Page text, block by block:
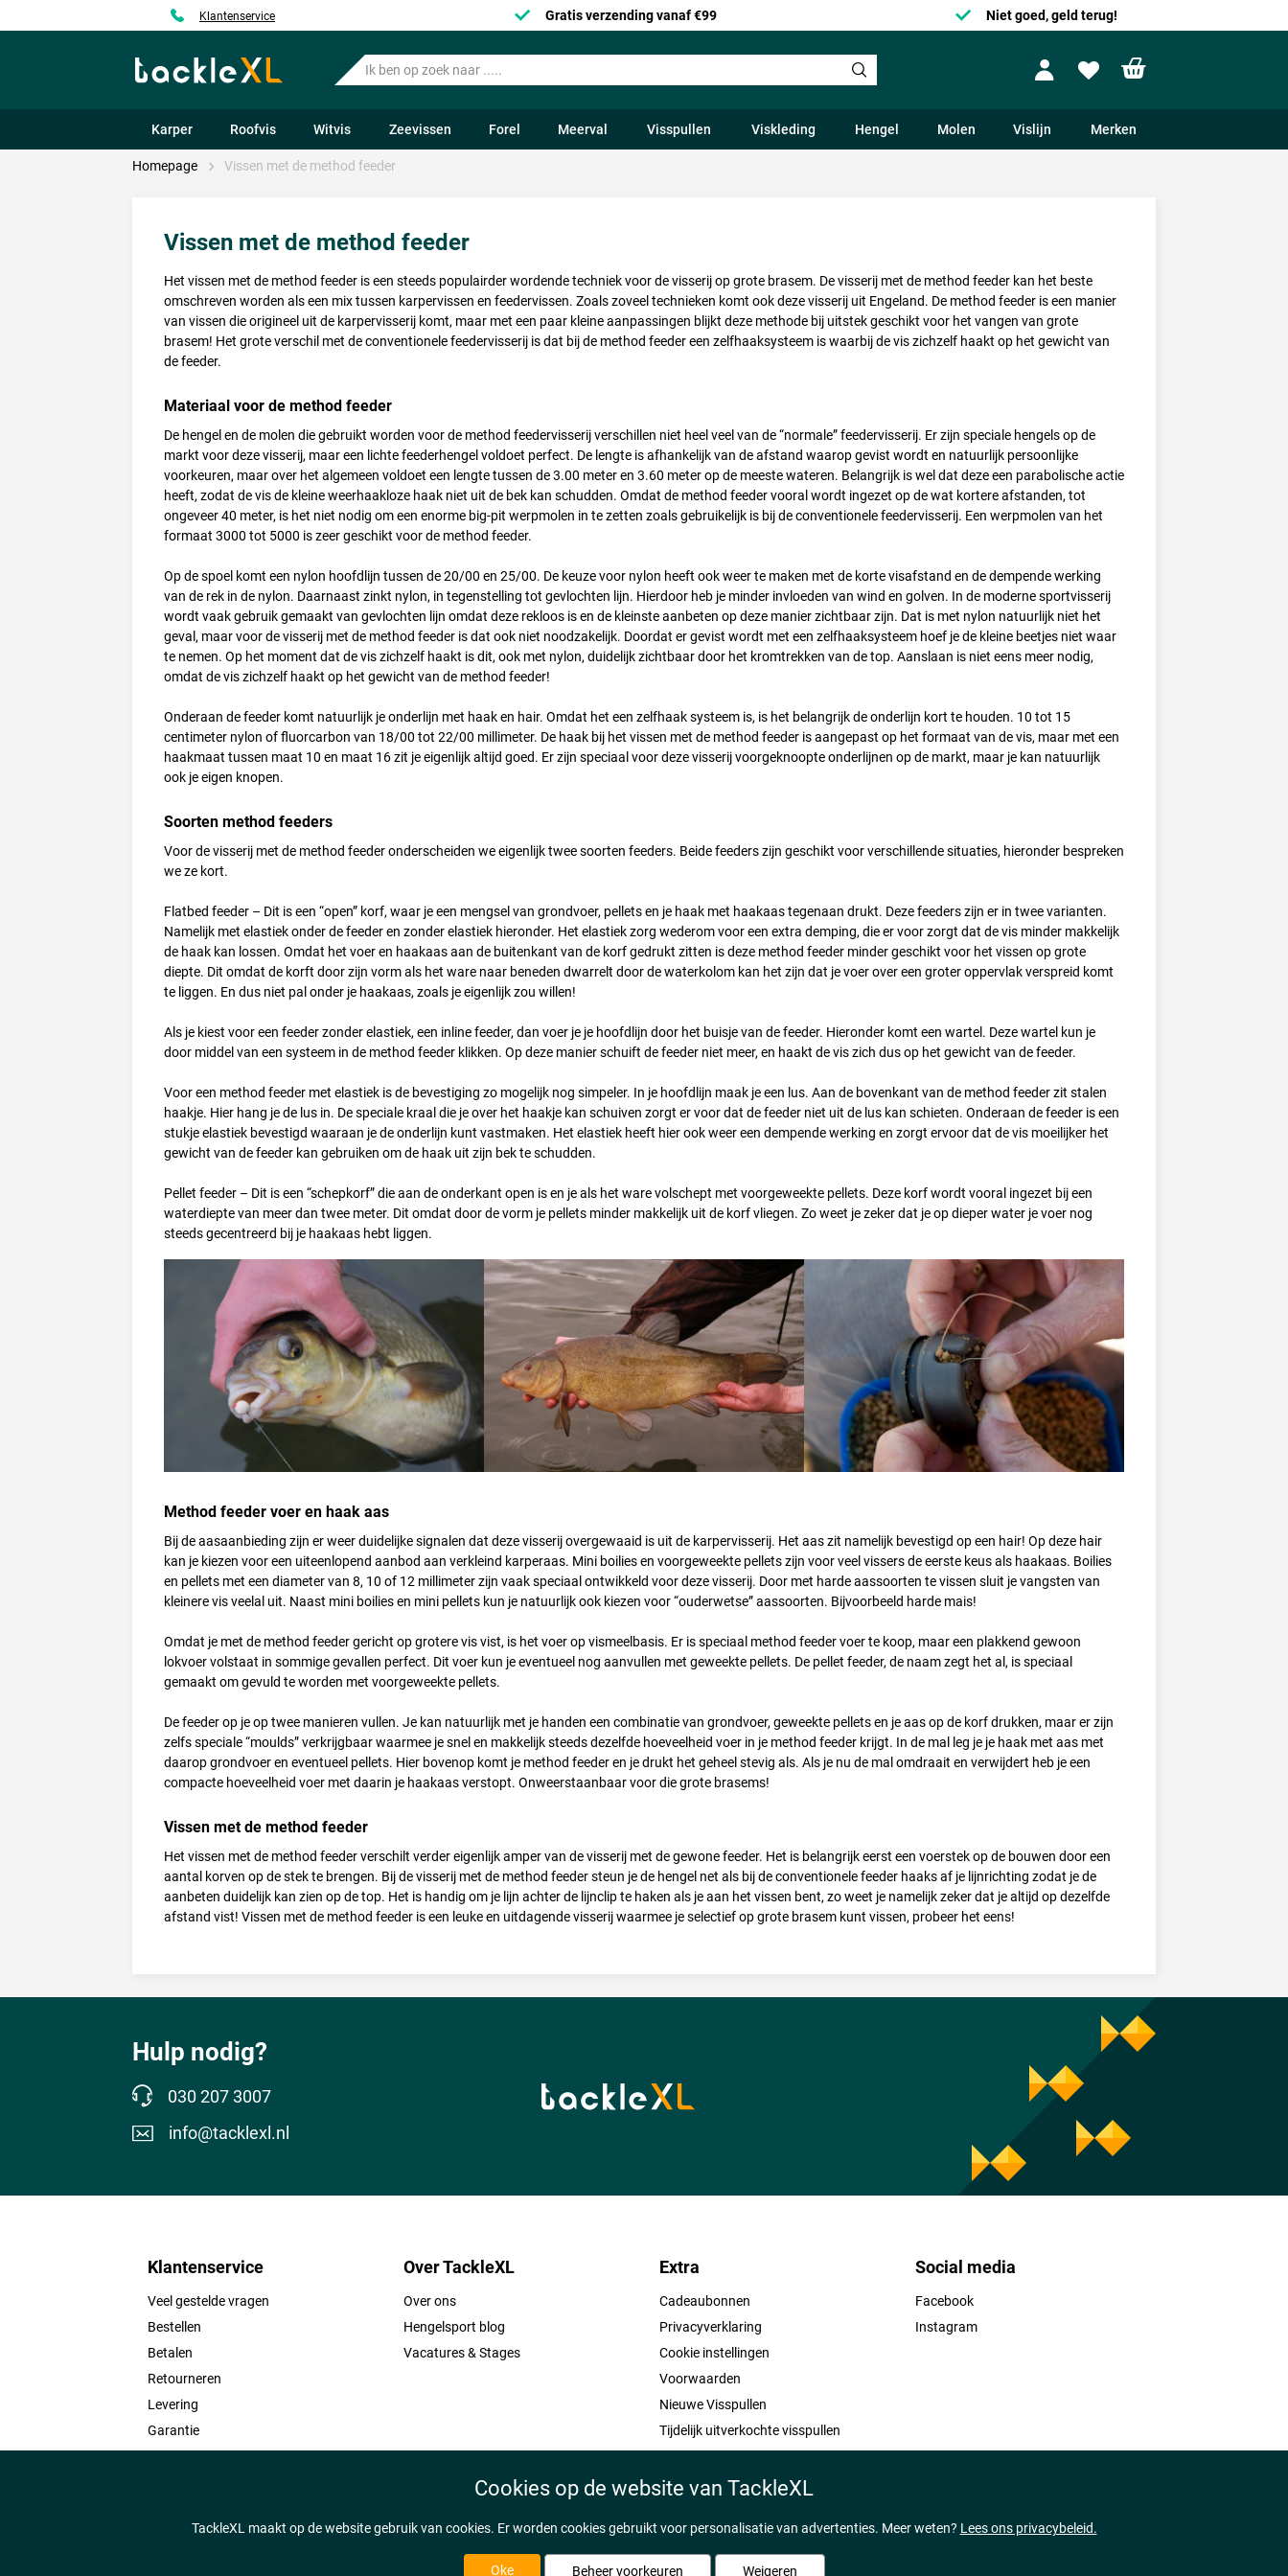
Klantenservice Gratis verzending vanaf €99 Niet goed, geld terug!
Ik
ben
naar
.....
ProfileWishlist
Karper Roofvis Witvis Zeevissen Forel Meerval Visspullen Viskleding Hengel Molen Vislijn Merken
Homepage Vissen met de method feeder
Vissen met de method feeder
Het vissen met de method feeder is een steeds populairder wordende techniek voor de visserij op grote brasem. De visserij met de method feeder kan het beste
omschreven worden als een mix tussen karpervissen en feedervissen. Zoals zoveel technieken komt ook deze visserij uit Engeland. De method feeder is een manier
van vissen die origineel uit de karpervisserij komt, maar met een paar kleine aanpassingen blijkt deze methode bij uitstek geschikt voor het vangen van grote
brasem! Het grote verschil met de conventionele feedervisserij is dat bij de method feeder een zelfhaaksysteem is waarbij de vis zichzelf haakt op het gewicht van
de feeder.
Materiaal voor de method feeder
De hengel en de molen die gebruikt worden voor de method feedervisserij verschillen niet heel veel van de “normale” feedervisserij. Er zijn speciale hengels op de
markt voor deze visserij, maar een lichte feederhengel voldoet perfect. De lengte is afhankelijk van de afstand waarop gevist wordt en natuurlijk persoonlijke
voorkeuren, maar over het algemeen voldoet een lengte tussen de 3.00 meter en 3.60 meter op de meeste wateren. Belangrijk is wel dat deze een parabolische actie
heeft, zodat de vis de kleine weerhaakloze haak niet uit de bek kan schudden. Omdat de method feeder vooral wordt ingezet op de wat kortere afstanden, tot
ongeveer 40 meter, is het niet nodig om een enorme big-pit werpmolen in te zetten zoals gebruikelijk is bij de conventionele feedervisserij. Een werpmolen van het
formaat 3000 tot 5000 is zeer geschikt voor de method feeder.
Op de spoel komt een nylon hoofdlijn tussen de 20/00 en 25/00. De keuze voor nylon heeft ook weer te maken met de korte visafstand en de dempende werking
van de rek in de nylon. Daarnaast zinkt nylon, in tegenstelling tot gevlochten lijn. Hierdoor heb je minder invloeden van wind en golven. In de moderne sportvisserij
wordt vaak gebruik gemaakt van gevlochten lijn omdat deze rekloos is en de kleinste aanbeten op deze manier zichtbaar zijn. Dat is met nylon natuurlijk niet het
geval, maar voor de visserij met de method feeder is dat ook niet noodzakelijk. Doordat er gevist wordt met een zelfhaaksysteem hoef je de kleine beetjes niet waar
te nemen. Op het moment dat de vis zichzelf haakt is dit, ook met nylon, duidelijk zichtbaar door het kromtrekken van de top. Aanslaan is niet eens meer nodig,
omdat de vis zichzelf haakt op het gewicht van de method feeder!
Onderaan de feeder komt natuurlijk je onderlijn met haak en hair. Omdat het een zelfhaak systeem is, is het belangrijk de onderlijn kort te houden. 10 tot 15
centimeter nylon of fluorcarbon van 18/00 tot 22/00 millimeter. De haak bij het vissen met de method feeder is aangepast op het formaat van de vis, maar met een
haakmaat tussen maat 10 en maat 16 zit je eigenlijk altijd goed. Er zijn speciaal voor deze visserij voorgeknoopte onderlijnen op de markt, maar je kan natuurlijk
ook je eigen knopen.
Soorten method feeders
Voor de visserij met de method feeder onderscheiden we eigenlijk twee soorten feeders. Beide feeders zijn geschikt voor verschillende situaties, hieronder bespreken
we ze kort.
Flatbed feeder – Dit is een “open” korf, waar je een mengsel van grondvoer, pellets en je haak met haakaas tegenaan drukt. Deze feeders zijn er in twee varianten.
Namelijk met elastiek onder de feeder en zonder elastiek hieronder. Het elastiek zorg wederom voor een extra demping, die er voor zorgt dat de vis minder makkelijk
de haak kan lossen. Omdat het voer en haakaas aan de buitenkant van de korf gedrukt zitten is deze method feeder minder geschikt voor het vissen op grote
diepte. Dit omdat de korft door zijn vorm als het ware naar beneden dwarrelt door de waterkolom kan het zijn dat je voer over een groter oppervlak verspreid komt
te liggen. En dus niet pal onder je haakaas, zoals je eigenlijk zou willen!
Als je kiest voor een feeder zonder elastiek, een inline feeder, dan voer je je hoofdlijn door het buisje van de feeder. Hieronder komt een wartel. Deze wartel kun je
door middel van een systeem in de method feeder klikken. Op deze manier schuift de feeder niet meer, en haakt de vis zich dus op het gewicht van de feeder.
Voor een method feeder met elastiek is de bevestiging zo mogelijk nog simpeler. In je hoofdlijn maak je een lus. Aan de bovenkant van de method feeder zit stalen
haakje. Hier hang je de lus in. De speciale kraal die je over het haakje kan schuiven zorgt er voor dat de feeder niet uit de lus kan schieten. Onderaan de feeder is een
stukje elastiek bevestigd waaraan je de onderlijn kunt vastmaken. Het elastiek heeft hier ook weer een dempende werking en zorgt ervoor dat de vis moeilijker het
gewicht van de feeder kan gebruiken om de haak uit zijn bek te schudden.
Pellet feeder – Dit is een “schepkorf” die aan de onderkant open is en je als het ware volschept met voorgeweekte pellets. Deze korf wordt vooral ingezet bij een
waterdiepte van meer dan twee meter. Dit omdat door de vorm je pellets minder makkelijk uit de korf vliegen. Zo weet je zeker dat je op dieper water je voer nog
steeds gecentreerd bij je haakaas hebt liggen.
Method feeder voer en haak aas
Bij de aasaanbieding zijn er weer duidelijke signalen dat deze visserij overgewaaid is uit de karpervisserij. Het aas zit namelijk bevestigd op een hair! Op deze hair
kan je kiezen voor een uiteenlopend aanbod aan verkleind karperaas. Mini boilies en voorgeweekte pellets zijn voor veel vissers de eerste keus als haakaas. Boilies
en pellets met een diameter van 8, 10 of 12 millimeter zijn vaak speciaal ontwikkeld voor deze visserij. Door met harde aassoorten te vissen sluit je vangsten van
kleinere vis veelal uit. Naast mini boilies en mini pellets kun je natuurlijk ook kiezen voor “ouderwetse” aassoorten. Bijvoorbeeld harde mais!
Omdat je met de method feeder gericht op grotere vis vist, is het voer op vismeelbasis. Er is speciaal method feeder voer te koop, maar een plakkend gewoon
lokvoer volstaat in sommige gevallen perfect. Dit voer kun je eventueel nog aanvullen met geweekte pellets. De pellet feeder, de naam zegt het al, is speciaal
gemaakt om gevuld te worden met voorgeweekte pellets.
De feeder op je op twee manieren vullen. Je kan natuurlijk met je handen een combinatie van grondvoer, geweekte pellets en je aas op de korf drukken, maar er zijn
zelfs speciale “moulds” verkrijgbaar waarmee je snel en makkelijk steeds dezelfde hoeveelheid voer in je method feeder krijgt. In de mal leg je je haak met aas met
daarop grondvoer en eventueel pellets. Hier bovenop komt je method feeder en je drukt het geheel stevig als. Als je nu de mal omdraait en verwijdert heb je een
compacte hoeveelheid voer met daarin je haakaas verstopt. Onweerstaanbaar voor die grote brasems!
Vissen met de method feeder
Het vissen met de method feeder verschilt verder eigenlijk amper van de visserij met de gewone feeder. Het is belangrijk eerst een voerstek op de bouwen door een
aantal korven op de stek te brengen. Bij de visserij met de method feeder steun je de hengel net als bij de conventionele feeder haaks af je lijnrichting zodat je de
aanbeten duidelijk kan zien op de top. Het is handig om je lijn achter de lijnclip te haken als je aan het vissen bent, zo weet je namelijk zeker dat je altijd op dezelfde
afstand vist! Vissen met de method feeder is een leuke en uitdagende visserij waarmee je selectief op grote brasem kunt vissen, probeer het eens!
Hulp nodig?
030 207 3007
info@tacklexl.nl
Klantenservice
Veel gestelde vragen
Bestellen
Betalen
Retourneren
Levering
Garantie
Over TackleXL
Over ons
Hengelsport blog
Vacatures & Stages
Extra
Cadeaubonnen
Privacyverklaring
Cookie instellingen
Voorwaarden
Nieuwe Visspullen
Tijdelijk uitverkochte visspullen
Social media
Facebook
Instagram
Cookies op de website van TackleXL
TackleXL maakt op de website gebruik van cookies. Er worden cookies gebruikt voor personalisatie van advertenties. Meer weten? Lees ons privacybeleid.
Oke Beheer voorkeuren Weigeren